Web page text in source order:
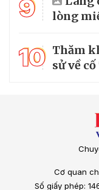
9
lòng
10 Thăm
sử về
Cơ quan
Số giấy phép: